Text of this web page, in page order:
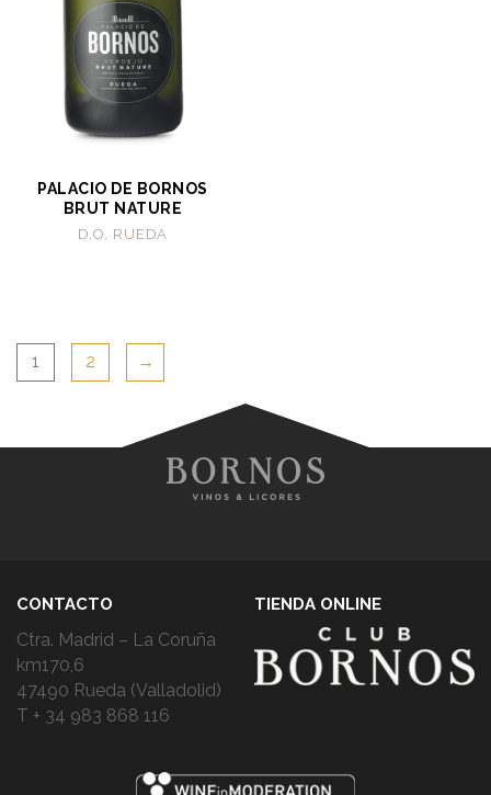
PALACIO DE BORNOS
BRUT NATURE
D.O. RUEDA
1 2 →
CONTACTO
Ctra. Madrid – La Coruña
km170,6
47490 Rueda (Valladolid)
T + 34 983 868 116
TIENDA ONLINE